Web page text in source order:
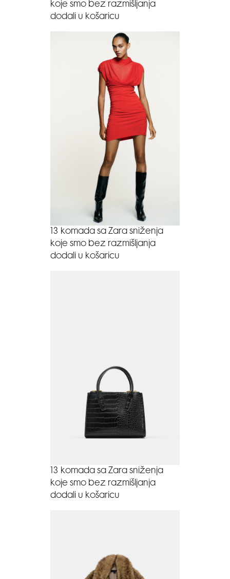
koje smo bez razmišljanja
dodali u košaricu
13 komada sa Zara sniženja
koje smo bez razmišljanja
dodali u košaricu
13 komada sa Zara sniženja
koje smo bez razmišljanja
dodali u košaricu